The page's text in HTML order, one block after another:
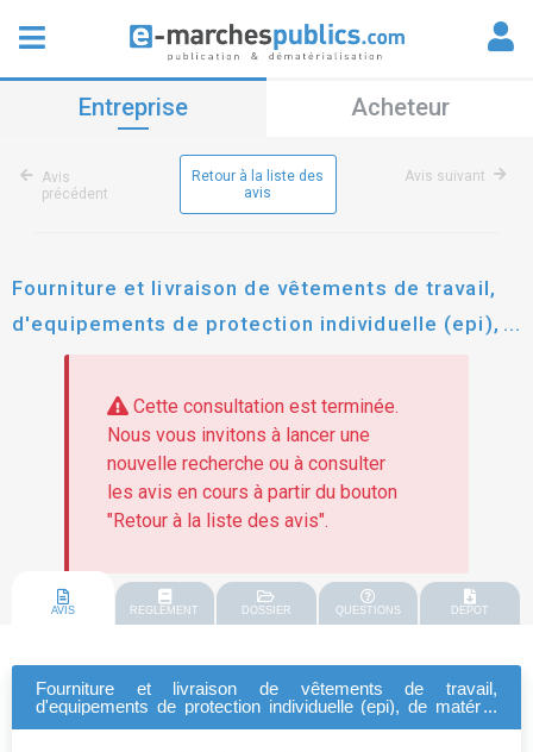
Entreprise Acheteur
Avis
précédent
Retour à la liste des
avis
Avis suivant
Fourniture et livraison de vêtements de travail,
d'equipements de protection individuelle (epi),
de matériel d'hygiène et de sécurité et
prestation d'entretien des vêtements de travail
(marché réservé)
Cette consultation est terminée.
Nous vous invitons à lancer une
nouvelle recherche ou à consulter
les avis en cours à partir du bouton
"Retour à la liste des avis".
AVIS REGLEMENT DOSSIER QUESTIONS DEPOT
Fourniture et livraison de vêtements de travail,
d'equipements de protection individuelle (epi), de matériel